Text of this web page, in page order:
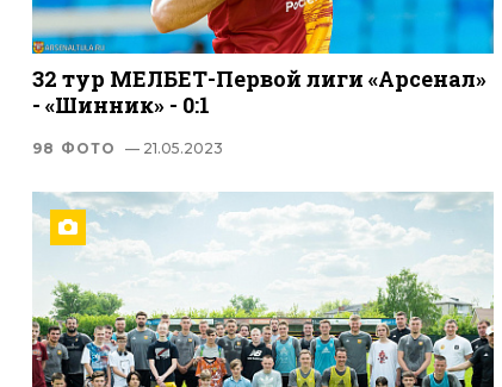
32 тур МЕЛБЕТ-Первой лиги «Арсенал»
- «Шинник» - 0:1
98 ФОТО — 21.05.2023